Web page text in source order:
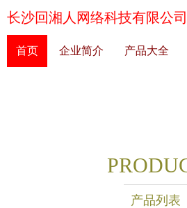
长沙回湘人网络科技有限公司
首页 企业简介 产品大全
产品列表